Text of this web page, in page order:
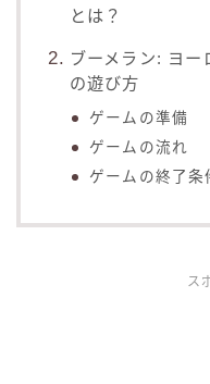
とは？
ブーメラン: ヨ
の遊び方
ゲームの準備
ゲームの流れ
ゲームの終了条
ス